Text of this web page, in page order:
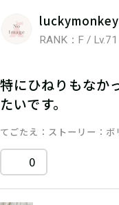
RANK：F / Lv.71
特にひねりもなか
たいです。
てごたえ ストーリー ボ
0